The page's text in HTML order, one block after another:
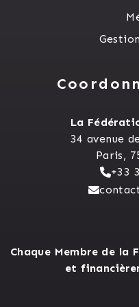
La
34 avenue
Paris,
+33
Chaque Membre de
et